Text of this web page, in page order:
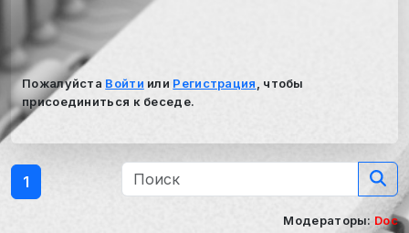
Пожалуйста Войти или Регистрация
, чтобы
присоединиться к беседе.
1
Модераторы: Doc